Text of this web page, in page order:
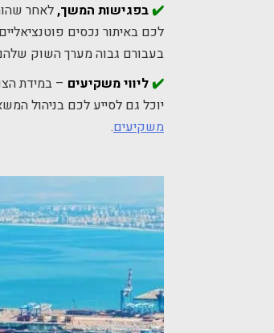
✔️בפגישות המשך,לאחר
לכם באיתור נכסים
בעבורם גבוה מערך השוק
✔️ליווי משקיעים – במידת
יוכל גם לסייע לכם בניהול
משקיעים.